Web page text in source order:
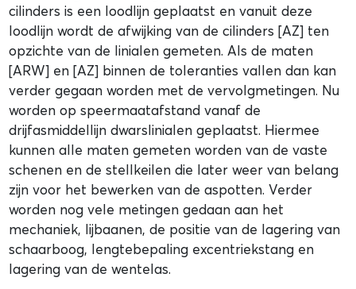
cilinders is een loodlijn geplaatst en vanuit deze
loodlijn wordt de afwijking van de cilinders [AZ] ten
opzichte van de linialen gemeten. Als de maten
[ARW] en [AZ] binnen de toleranties vallen dan kan
verder gegaan worden met de vervolgmetingen. Nu
worden op speermaatafstand vanaf de
drijfasmiddellijn dwarslinialen geplaatst. Hiermee
kunnen alle maten gemeten worden van de vaste
schenen en de stellkeilen die later weer van belang
zijn voor het bewerken van de aspotten. Verder
worden nog vele metingen gedaan aan het
mechaniek, lijbaanen, de positie van de lagering van
schaarboog, lengtebepaling excentriekstang en
lagering van de wentelas.